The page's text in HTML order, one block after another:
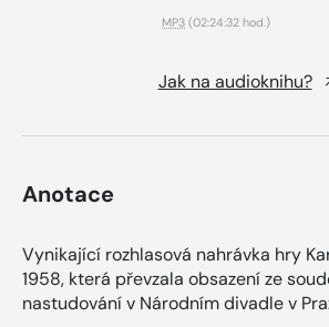
MP3 (02:24:32 hod.)
Jak na audioknihu?
Anotace
Vynikající rozhlasová nahrávka hry
1958, která převzala obsazení ze
nastudování v Národním divadle v